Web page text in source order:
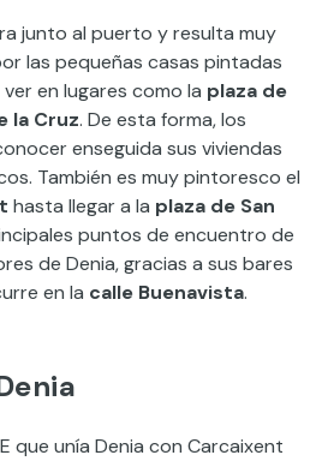
junto al puerto y resulta muy
las pequeñas casas pintadas
en lugares como la plaza de
la Cruz. De esta forma, los
enseguida sus viviendas
También es muy pintoresco el
hasta llegar a la plaza de San
puntos de encuentro de
de Denia, gracias a sus bares
en la calle Buenavista.
que unía Denia con Carcaixent